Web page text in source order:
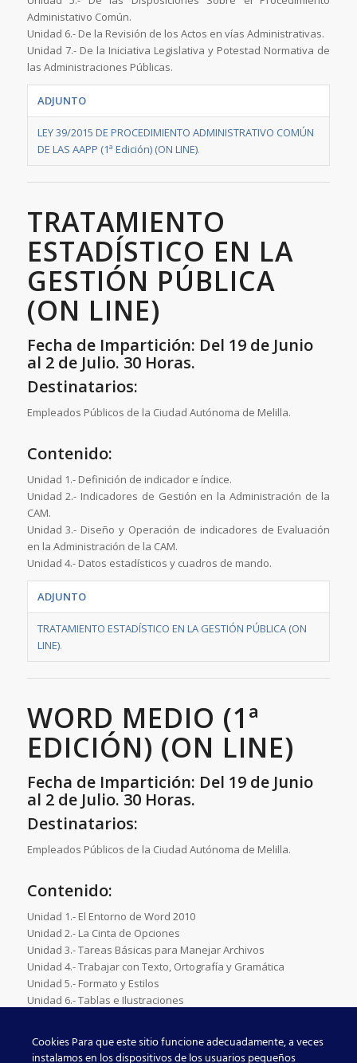
Administativo Común.
Unidad 6.- De la Revisión de los Actos en vías Administrativas.
Unidad 7.- De la Iniciativa Legislativa y Potestad Normativa de
las Administraciones Públicas.
ADJUNTO
LEY 39/2015 DE PROCEDIMIENTO ADMINISTRATIVO COMÚN
DE LAS AAPP (1ª Edición) (ON LINE).
TRATAMIENTO
ESTADÍSTICO EN LA
GESTIÓN PÚBLICA
(ON LINE)
Fecha de Impartición: Del 19 de Junio
al 2 de Julio. 30 Horas.
Destinatarios:
Empleados Públicos de la Ciudad Autónoma de Melilla.
Contenido:
Unidad 1.- Definición de indicador e índice.
Unidad 2.- Indicadores de Gestión en la Administración de la
CAM.
Unidad 3.- Diseño y Operación de indicadores de Evaluación
en la Administración de la CAM.
Unidad 4.- Datos estadísticos y cuadros de mando.
ADJUNTO
TRATAMIENTO ESTADÍSTICO EN LA GESTIÓN PÚBLICA (ON
LINE).
WORD MEDIO (1ª
EDICIÓN) (ON LINE)
Fecha de Impartición: Del 19 de Junio
al 2 de Julio. 30 Horas.
Destinatarios:
Empleados Públicos de la Ciudad Autónoma de Melilla.
Contenido:
Unidad 1.- El Entorno de Word 2010
Unidad 2.- La Cinta de Opciones
Unidad 3.- Tareas Básicas para Manejar Archivos
Unidad 4.- Trabajar con Texto, Ortografía y Gramática
Unidad 5.- Formato y Estilos
Unidad 6.- Tablas e Ilustraciones
ADJUNTO
Cookies Para que este sitio funcione adecuadamente, a veces
instalamos en los dispositivos de los usuarios pequeños